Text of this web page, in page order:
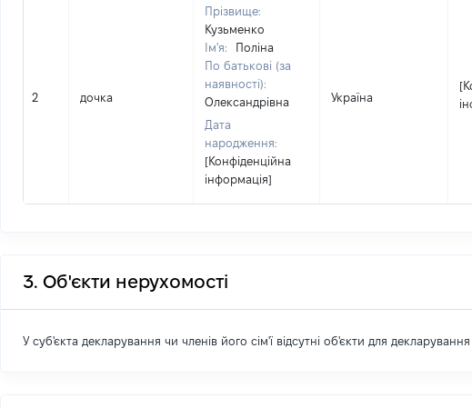
2 дочка
Прізвище:
Кузьменко
Ім'я:
Поліна
По батькові (за
наявності):
Олександрівна
Дата
народження:
[Конфіденційна
інформація]
Україна
3. Об'єкти нерухомості
У суб'єкта декларування чи членів його сім'ї відсутні об'єкти для